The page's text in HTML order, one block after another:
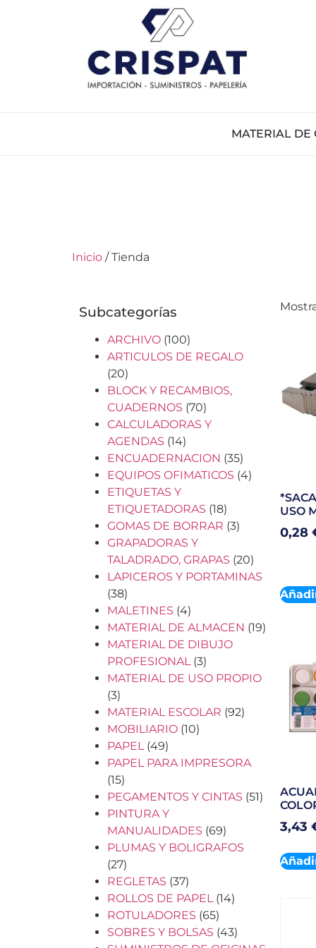
MATERIAL DE
Inicio / Tienda
Subcategorías
ARCHIVO (100)
ARTICULOS DE REGALO
(20)
BLOCK Y RECAMBIOS,
CUADERNOS (70)
CALCULADORAS Y
AGENDAS (14)
ENCUADERNACION (35)
EQUIPOS OFIMATICOS (4)
ETIQUETAS Y
ETIQUETADORAS (18)
GOMAS DE BORRAR (3)
GRAPADORAS Y
TALADRADO, GRAPAS (20)
LAPICEROS Y PORTAMINAS
(38)
MALETINES (4)
MATERIAL DE ALMACEN (19)
MATERIAL DE DIBUJO
PROFESIONAL (3)
MATERIAL DE USO PROPIO
(3)
MATERIAL ESCOLAR (92)
MOBILIARIO (10)
PAPEL (49)
PAPEL PARA IMPRESORA
(15)
PEGAMENTOS Y CINTAS (51)
PINTURA Y
MANUALIDADES (69)
PLUMAS Y BOLIGRAFOS
(27)
REGLETAS (37)
ROLLOS DE PAPEL (14)
ROTULADORES (65)
SOBRES Y BOLSAS (43)
USO
0,28
3,43